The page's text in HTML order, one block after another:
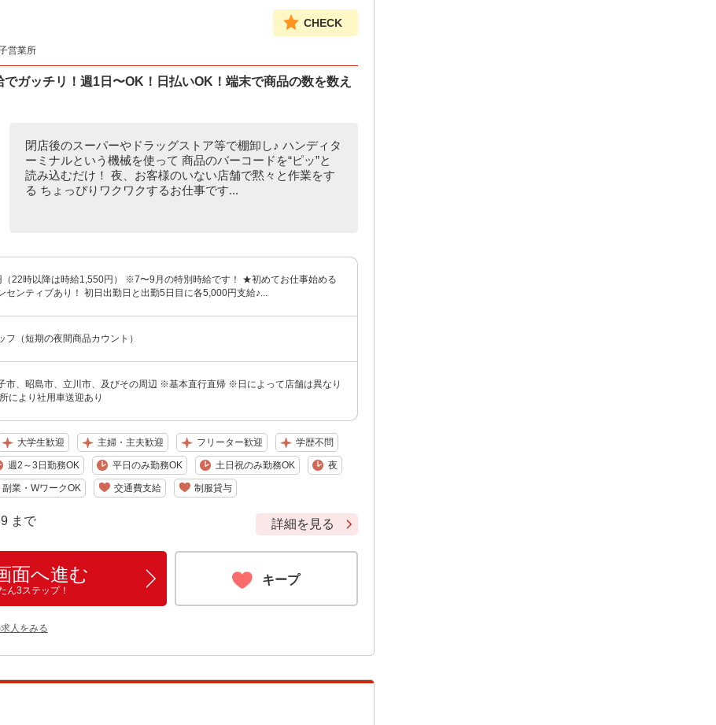
CHECK
営業所
ガッチリ！週1日〜OK！日払いOK！端末で商品の数を数え
閉店後のスーパーやドラッグストア等で棚卸し♪ ハンディタ
ーミナルという機械を使って 商品のバーコードを“ピッ”と
読み込むだけ！ 夜、お客様のいない店舗で黙々と作業をす
る ちょっぴりワクワクするお仕事です...
（22時以降は時給1,550円） ※7〜9月の特別時給です！ ★初めてお仕事始める
センティブあり！ 初日出勤日と出勤5日目に各5,000円支給♪...
フ（短期の夜間商品カウント）
市、昭島市、立川市、及びその周辺 ※基本直行直帰 ※日によって店舗は異なり
により社用車送迎あり
大学生歓迎 主婦・主夫歓迎 フリーター歓迎 学歴不問
週2～3日勤務OK 平日のみ勤務OK 土日祝のみ勤務OK 夜
副業・WワークOK 交通費支給 制服貸与
まで 詳細を見る
面へ進む
ん3ステップ！
キープ
人をみる